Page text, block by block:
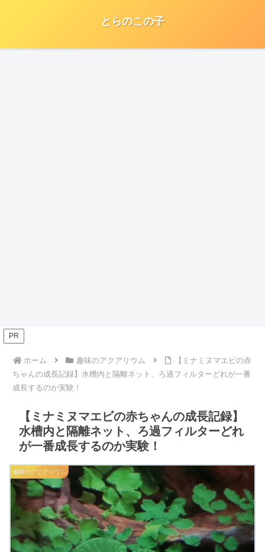
とらのこの子
PR
ホーム 趣味のアクアリウム
【ミナミヌマエビの赤
ちゃんの成長記録】水槽内と隔離ネット、ろ過フィルターどれが一番
成長するのか実験！
【ミナミヌマエビの赤ちゃんの成長記録】
水槽内と隔離ネット、ろ過フィルターどれ
が一番成長するのか実験！
趣味のアクアリウム